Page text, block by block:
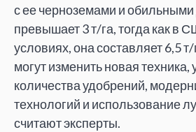
с ее черноземами и
превышает 3 т/га, тогда как в
условиях, она составляет 6,5
могут изменить новая техника,
количества удобрений,
технологий и использование
считают эксперты.